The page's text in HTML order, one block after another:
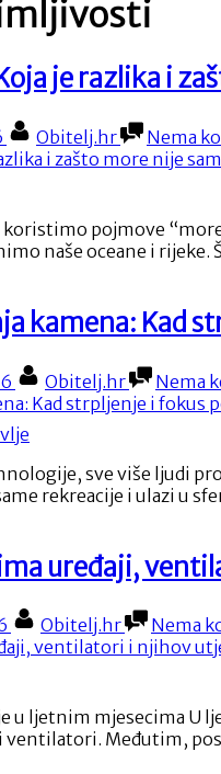
je razlika i
By
Obitelj.hr Nema
pojmove
naše oceane i
kamena: Kad
By
Obitelj.hr Nema
sve više ljudi
rekreacije i ulazi u
uređaji,
By
Obitelj.hr Nema
u ljetnim mjesecima U
Međutim,